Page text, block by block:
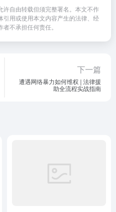
自由转载但须完整署名。本文不作
引用或使用本文内容产生的法律、经
不承担任何责任。
下一篇
遭遇网络暴力如何维权 | 法律援
助全流程实战指南